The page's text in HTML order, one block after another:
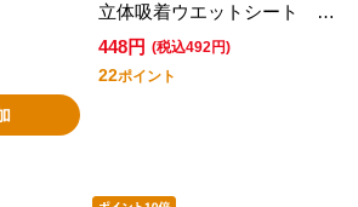
立体吸着ウエットシート ス
トロング 空間の超消臭 １
２枚入
448円 (税込492円)
22ポイント